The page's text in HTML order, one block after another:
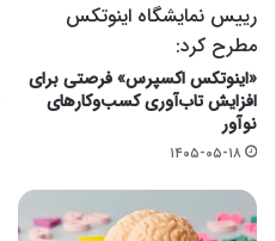
رییس نمایشگاه اینوتکس
مطرح کرد:
«اینوتکس اکسپرس» فرصتی برای
افزایش تاب‌آوری کسب‌وکارهای
نوآور
۱۴۰۵-۰۵-۱۸